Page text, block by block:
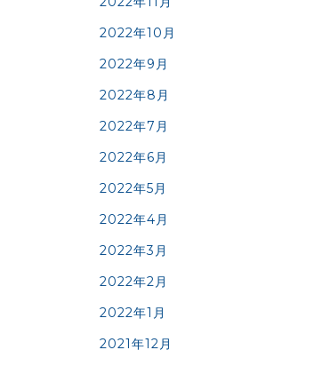
2022年10月
2022年9月
2022年8月
2022年7月
2022年6月
2022年5月
2022年4月
2022年3月
2022年2月
2022年1月
2021年12月